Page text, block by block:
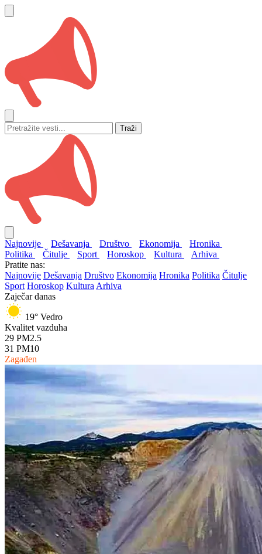
Traži
Najnovije Dešavanja Društvo Ekonomija
Hronika
Politika
Čitulje Sport Horoskop Kultura
Arhiva
Pratite nas:
Najnovije Dešavanja Društvo Ekonomija Hronika Politika Čitulje
Sport Horoskop Kultura Arhiva
Zaječar danas
19° Vedro
Kvalitet vazduha
29 PM2.5
31 PM10
Zagađen